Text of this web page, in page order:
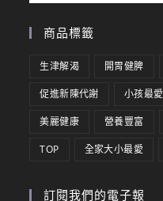
商品標籤
生津解渴 開胃健脾
促進新陳代謝 小孩最愛
美麗健康 營養豐富
TOP 全家大小最愛
訂閱我們的電子報